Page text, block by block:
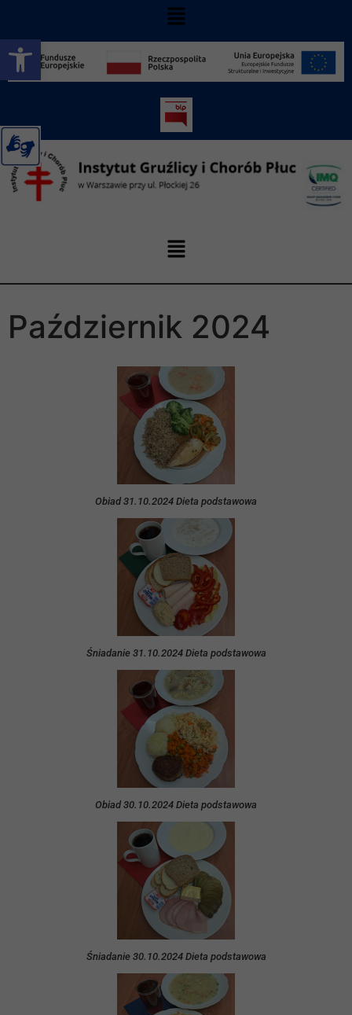
Otwórz pasek narzędzi
Październik 2024
Obiad 31.10.2024 Dieta podstawowa
Śniadanie 31.10.2024 Dieta podstawowa
Obiad 30.10.2024 Dieta podstawowa
Śniadanie 30.10.2024 Dieta podstawowa